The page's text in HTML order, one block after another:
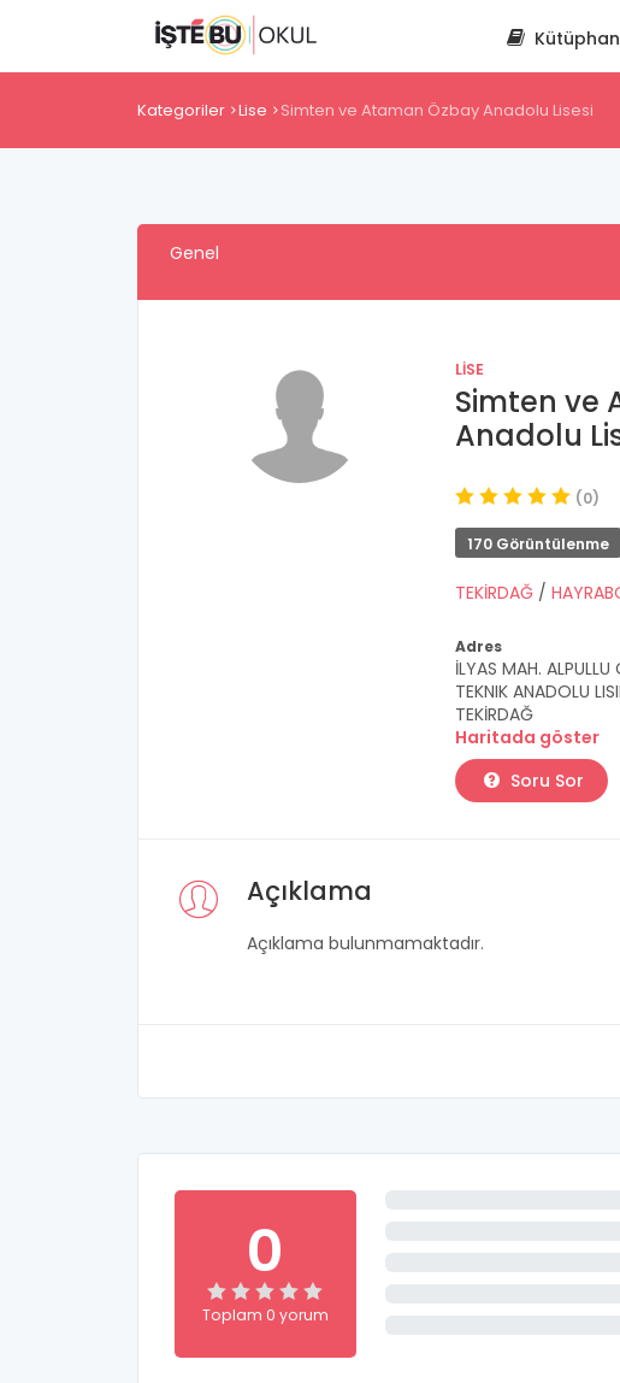
Kategoriler Lise Simten ve Ataman Özbay Anadolu Lisesi
Genel
LISE
Simten ve
Anadolu
(0)
170 Görüntülenme
TEKİRDAĞ /
Adres
İLYAS MAH.
TEKNIK ANADOLU
TEKİRDAĞ
Haritada göster
Soru Sor
Açıklama
Açıklama bulunmamaktadır.
0
Toplam 0 yorum